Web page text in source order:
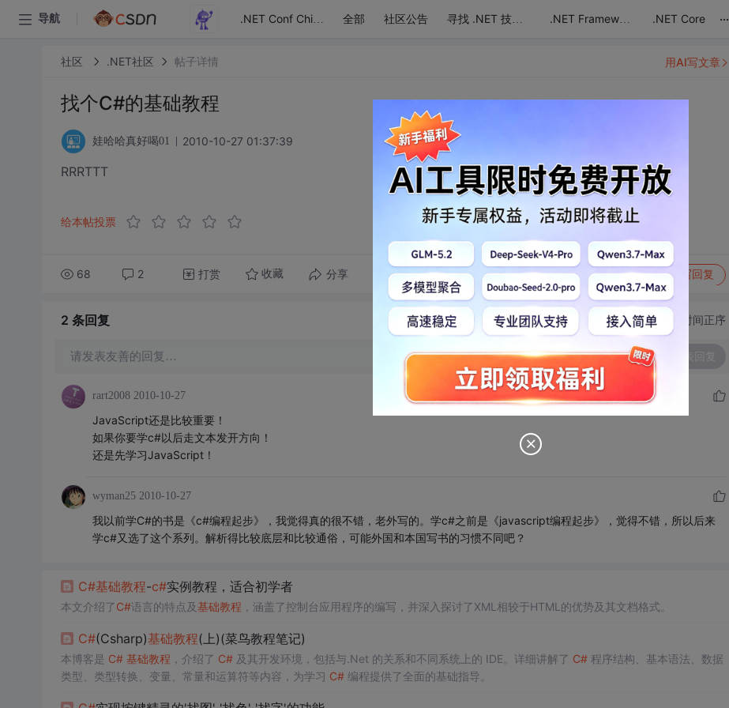
导航 .NET Conf China 全部 社区公告 寻找 .NET 技术达人 .NET Framework .NET Core ...
社区 .NET社区 帖子详情
找个C#的基础教程
娃哈哈真好喝01 2010-10-27 01:37:39
RRRTTT
给本帖投票
68 2 打赏 收藏 分享 转发到动态 举报 写回复
用AI写文章
2 条回复 切换为时间正序
请发表友善的回复…
rart2008 2010-10-27
JavaScript还是比较重要！
如果你要学c#以后走文本发开方向！
还是先学习JavaScript！
wyman25 2010-10-27
我以前学C#的书是《c#编程起步》，我觉得真的很不错，老外写的。学c#之前是《javascript编程起步》，觉得不错，所以后来
学c#又选了这个系列。解析得比较底层和比较通俗，可能外国和本国写书的习惯不同吧？
C#基础教程-c#实例教程，适合初学者
本文介绍了C#语言的特点及基础教程 ，涵盖了控制台应用程序的编写，并深入探讨了XML相较于HTML的优势及其文档格式。
C#(Csharp)基础教程(上)(菜鸟教程笔记)
本博客是 C# 基础教程 ，介绍了 C#及其开发环境，包括与.Net 的关系和不同系统上的 IDE。详细讲解了 C#程序结构、基本语法、数据
类型、类型转换、变量、常量和运算符等内容，为学习 C#编程提供了全面的基础指导。